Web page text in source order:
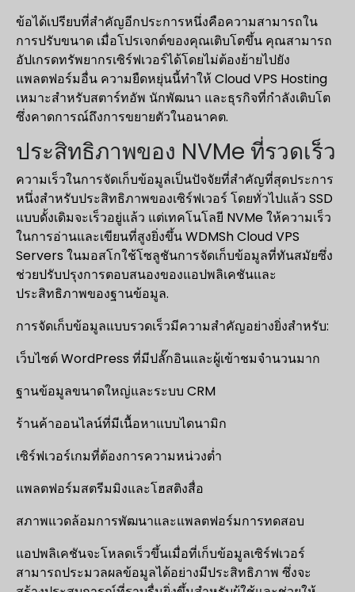
ข้อได้เปรียบที่สำคัญอีกประการหนึ่งคือความสามารถใน
การปรับขนาด เมื่อโปรเจกต์ของคุณเติบโตขึ้น คุณสามารถ
อัปเกรดทรัพยากรเซิร์ฟเวอร์ได้โดยไม่ต้องย้ายไปยัง
แพลตฟอร์มอื่น ความยืดหยุ่นนี้ทำให้ Cloud VPS Hosting
เหมาะสำหรับสตาร์ทอัพ นักพัฒนา และธุรกิจที่กำลังเติบโต
ซึ่งคาดการณ์ถึงการขยายตัวในอนาคต.
ประสิทธิภาพของ NVMe ที่รวดเร็ว
ความเร็วในการจัดเก็บข้อมูลเป็นปัจจัยที่สำคัญที่สุดประการ
หนึ่งสำหรับประสิทธิภาพของเซิร์ฟเวอร์ โดยทั่วไปแล้ว SSD
แบบดั้งเดิมจะเร็วอยู่แล้ว แต่เทคโนโลยี NVMe ให้ความเร็ว
ในการอ่านและเขียนที่สูงยิ่งขึ้น WDMSh Cloud VPS
Servers ในมอสโกใช้โซลูชันการจัดเก็บข้อมูลที่ทันสมัยซึ่ง
ช่วยปรับปรุงการตอบสนองของแอปพลิเคชันและ
ประสิทธิภาพของฐานข้อมูล.
การจัดเก็บข้อมูลแบบรวดเร็วมีความสำคัญอย่างยิ่งสำหรับ:
เว็บไซต์ WordPress ที่มีปลั๊กอินและผู้เข้าชมจำนวนมาก
ฐานข้อมูลขนาดใหญ่และระบบ CRM
ร้านค้าออนไลน์ที่มีเนื้อหาแบบไดนามิก
เซิร์ฟเวอร์เกมที่ต้องการความหน่วงต่ำ
แพลตฟอร์มสตรีมมิงและโฮสติงสื่อ
สภาพแวดล้อมการพัฒนาและแพลตฟอร์มการทดสอบ
แอปพลิเคชันจะโหลดเร็วขึ้นเมื่อที่เก็บข้อมูลเซิร์ฟเวอร์
สามารถประมวลผลข้อมูลได้อย่างมีประสิทธิภาพ ซึ่งจะ